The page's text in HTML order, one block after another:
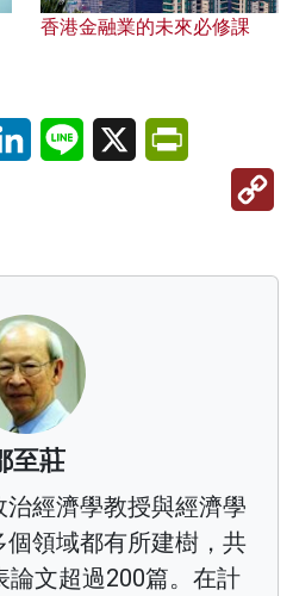
香港金融業的未來必修課
LinkedInLine X
至莊
經濟學教授與經濟學
領域都有所建樹，共
論文超過200篇。在計